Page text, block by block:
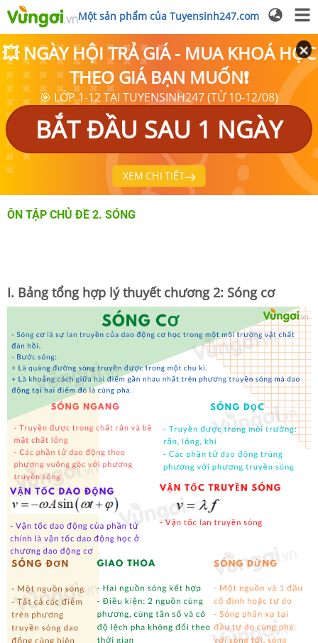
Một sản phẩm của Tuyensinh247.com
💥 NGÀY HỘI TRẢ GIÁ - MUA KHOÁ HỌC
THEO GIÁ BẠN MUỐN❗
🎯 LỚP 1-12 TẠI TUYENSINH247 (TỪ 10-12/08)
BẮT ĐẦU SAU 1 NGÀY
XEM CHI TIẾT
ÔN TẬP CHỦ ĐỀ 2. SÓNG
I. Bảng tổng hợp lý thuyết chương 2: Sóng cơ